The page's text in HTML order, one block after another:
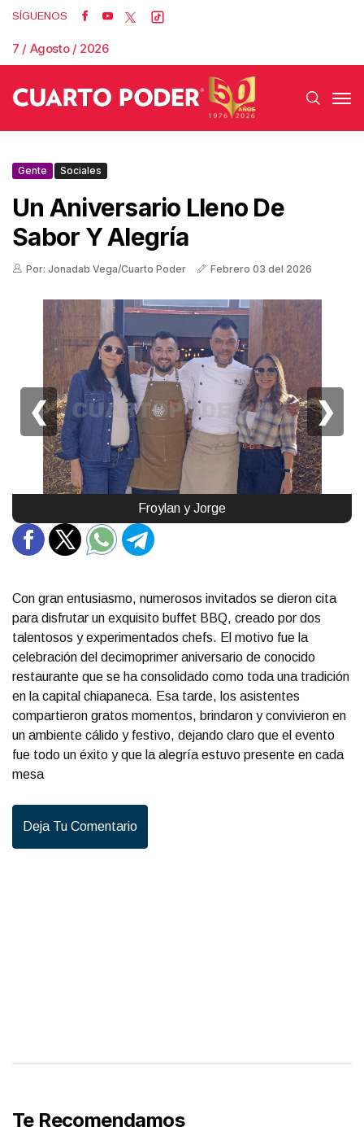
SÍGUENOS
7 / Agosto / 2026
Gente Sociales
Un Aniversario Lleno De
Sabor Y Alegría
Por: Jonadab Vega/Cuarto Poder Febrero 03 del 2026
Froylan y Jorge
❮ ❯
Con gran entusiasmo, numerosos invitados se dieron cita
para disfrutar un exquisito buffet BBQ, creado por dos
talentosos y experimentados chefs. El motivo fue la
celebración del decimoprimer aniversario de conocido
restaurante que se ha consolidado como toda una tradición
en la capital chiapaneca. Esa tarde, los asistentes
compartieron gratos momentos, brindaron y convivieron en
un ambiente cálido y festivo, dejando claro que el evento
fue todo un éxito y que la alegría estuvo presente en cada
mesa
Deja Tu Comentario
Te Recomendamos